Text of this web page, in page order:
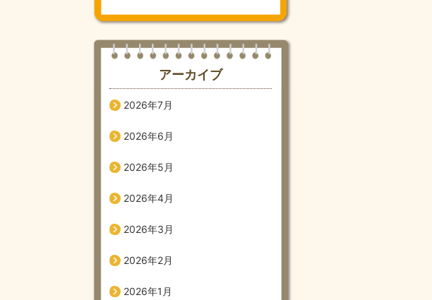
アーカイブ
2026年7月
2026年6月
2026年5月
2026年4月
2026年3月
2026年2月
2026年1月